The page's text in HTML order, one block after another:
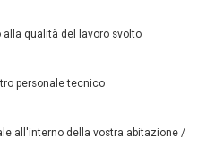
qualità del lavoro svolto
personale tecnico
all'interno della vostra abitazione /